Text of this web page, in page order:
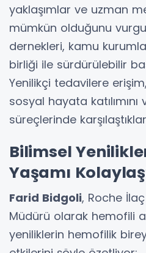
yaklaşımlar ve uzman
mümkün olduğunu
dernekleri, kamu
birliği ile sürdürülebilir
Yenilikçi tedavilere
sosyal hayata
süreçlerinde
Bilimsel
Yaşamı
Farid Bidgoli, Roche
Müdürü olarak hemofili
yeniliklerin hemofilik